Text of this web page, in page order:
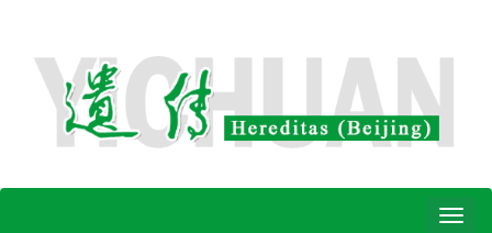
Toggle